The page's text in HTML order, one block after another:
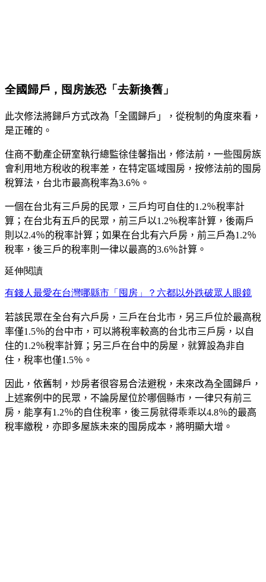
全國歸戶，囤房族恐「去新換舊」
此次修法將歸戶方式改為「全國歸戶」，從稅制的角度來看，
是正確的。
住商不動產企研室執行總監徐佳馨指出，修法前，一些囤房族
會利用地方稅收的稅率差，在特定區域囤房，按修法前的囤房
稅算法，台北市最高稅率為3.6％。
一個在台北有三戶房的民眾，三戶均可自住的1.2％稅率計
算； 在台北有五戶的民眾，前三戶以1.2％稅率計算，後兩戶
則以2.4％的稅率計算；如果在台北有六戶房，前三戶為1.2％
稅率，後三戶的稅率則一律以最高的3.6％計算。
延伸閱讀
有錢人最愛在台灣哪縣市「囤房」？六都以外跌破眾人眼鏡
若該民眾在全台有六戶房，三戶在台北市，另三戶位於最高稅
率僅1.5％的台中市，可以將稅率較高的台北市三戶房，以自
住的1.2％稅率計算；另三戶在台中的房屋，就算設為非自
住，稅率也僅1.5％。
因此，依舊制，炒房者很容易合法避稅，未來改為全國歸戶，
上述案例中的民眾，不論房屋位於哪個縣市，一律只有前三
房，能享有1.2％的自住稅率，後三房就得乖乖以4.8％的最高
稅率繳稅，亦即多屋族未來的囤房成本，將明顯大增。